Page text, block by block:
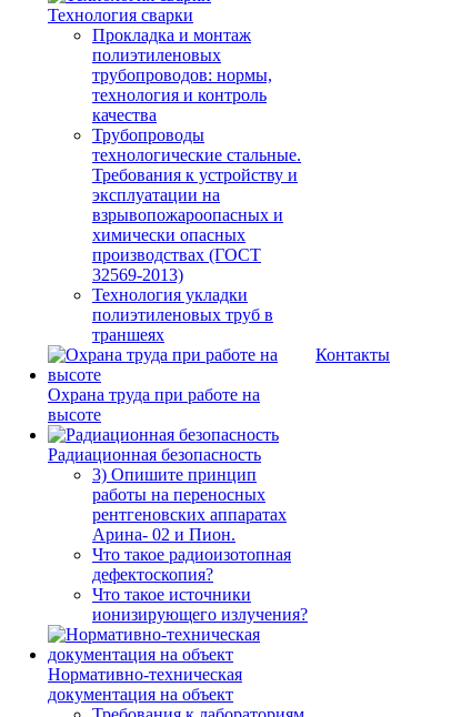
Технология сварки
Прокладка и монтаж
полиэтиленовых
трубопроводов: нормы,
технология и контроль
качества
Трубопроводы
технологические стальные.
Требования к устройству и
эксплуатации на
взрывопожароопасных и
химически опасных
производствах (ГОСТ
32569-2013)
Технология укладки
полиэтиленовых труб в
траншеях
Охрана труда при работе на
высоте
Радиационная безопасность
3) Опишите принцип
работы на переносных
рентгеновских аппаратах
Арина- 02 и Пион.
Что такое радиоизотопная
дефектоскопия?
Что такое источники
ионизирующего излучения?
Нормативно-техническая
документация на объект
Контакты